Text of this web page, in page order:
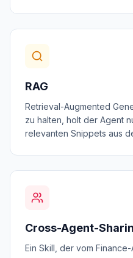
RAG
Retrieval-Augmented
zu halten, holt der Agent
relevanten Snippets aus
Cross-Agent-
Ein Skill, der vom